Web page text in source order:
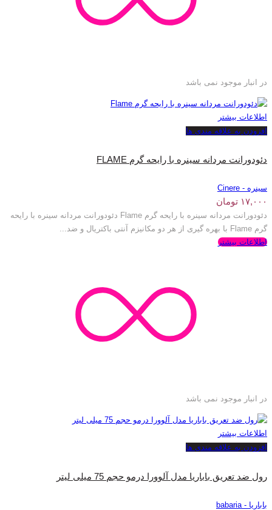
در انبار موجود نمی باشد
اطلاعات بیشتر
افزودن به علاقه مندی ها
دئودورانت مردانه سینره با رایحه گرم FLAME
سینره - Cinere
۱۷,۰۰۰ تومان
دئودورانت مردانه سینره با رایحه گرم Flame دئودورانت مردانه سینره با رایحه
گرم Flame با بهره گیری از هر دو مکانیزم آنتی باکتریال و ضد...
اطلاعات بیشتر
در انبار موجود نمی باشد
اطلاعات بیشتر
افزودن به علاقه مندی ها
رول ضد تعریق باباریا مدل آلوورا درمو حجم 75 میلی لیتر
باباریا - babaria